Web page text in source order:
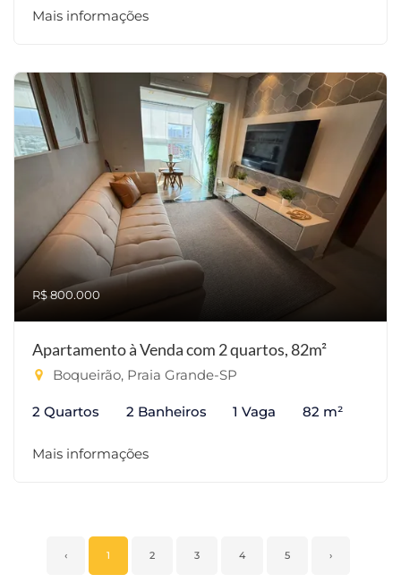
Mais informações
R$ 800.000
Apartamento à Venda com 2 quartos, 82m²
Boqueirão, Praia Grande-SP
2 Quartos 2 Banheiros 1 Vaga 82 m²
Mais informações
‹ 1 2 3 4 5 ›